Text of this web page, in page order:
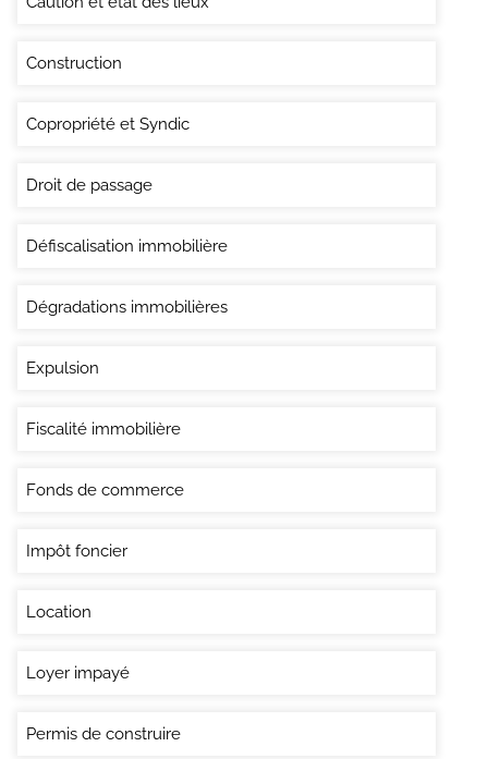
Construction
Copropriété et Syndic
Droit de passage
Défiscalisation immobilière
Dégradations immobilières
Expulsion
Fiscalité immobilière
Fonds de commerce
Impôt foncier
Location
Loyer impayé
Permis de construire